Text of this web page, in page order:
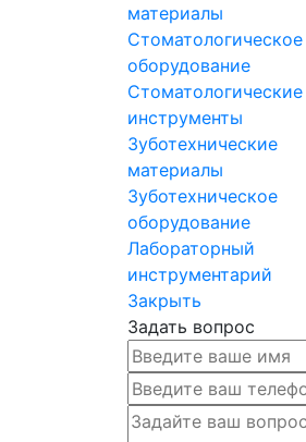
материалы
Стоматологическое
оборудование
Стоматологические
инструменты
Зуботехнические
материалы
Зуботехническое
оборудование
Лабораторный
инструментарий
Закрыть
Задать вопрос